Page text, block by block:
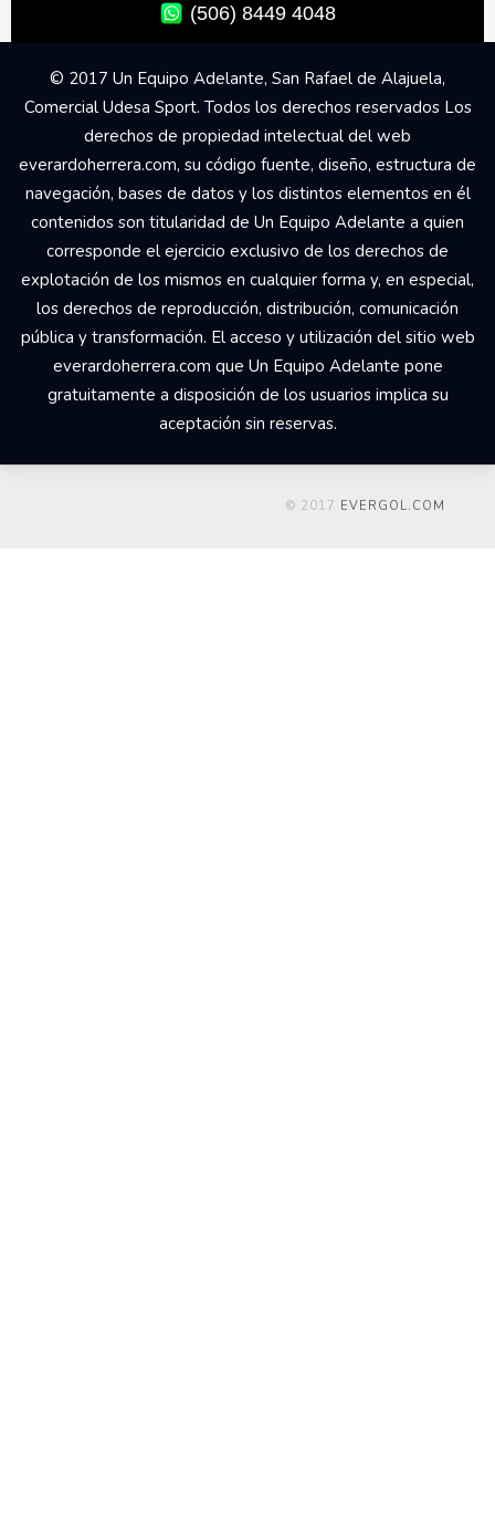
(506) 8449 4048
© 2017 Un Equipo Adelante, San Rafael de Alajuela,
Comercial Udesa Sport. Todos los derechos reservados Los
derechos de propiedad intelectual del web
everardoherrera.com, su código fuente, diseño, estructura de
navegación, bases de datos y los distintos elementos en él
contenidos son titularidad de Un Equipo Adelante a quien
corresponde el ejercicio exclusivo de los derechos de
explotación de los mismos en cualquier forma y, en especial,
los derechos de reproducción, distribución, comunicación
pública y transformación. El acceso y utilización del sitio web
everardoherrera.com que Un Equipo Adelante pone
gratuitamente a disposición de los usuarios implica su
aceptación sin reservas.
© 2017 EVERGOL.COM